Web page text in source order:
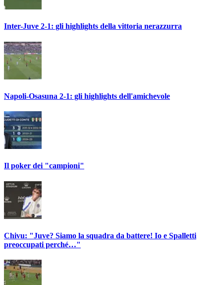
Inter-Juve 2-1: gli highlights della vittoria nerazzurra
Napoli-Osasuna 2-1: gli highlights dell'amichevole
Il poker dei "campioni"
Chivu: "Juve? Siamo la squadra da battere! Io e Spalletti
preoccupati perché…"